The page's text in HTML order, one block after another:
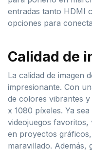
entradas tanto HDMI
opciones para
Calidad de
La calidad de imagen
impresionante. Con
de colores vibrantes y
x 1080 píxeles. Ya
videojuegos
en proyectos
maravillado. Además,